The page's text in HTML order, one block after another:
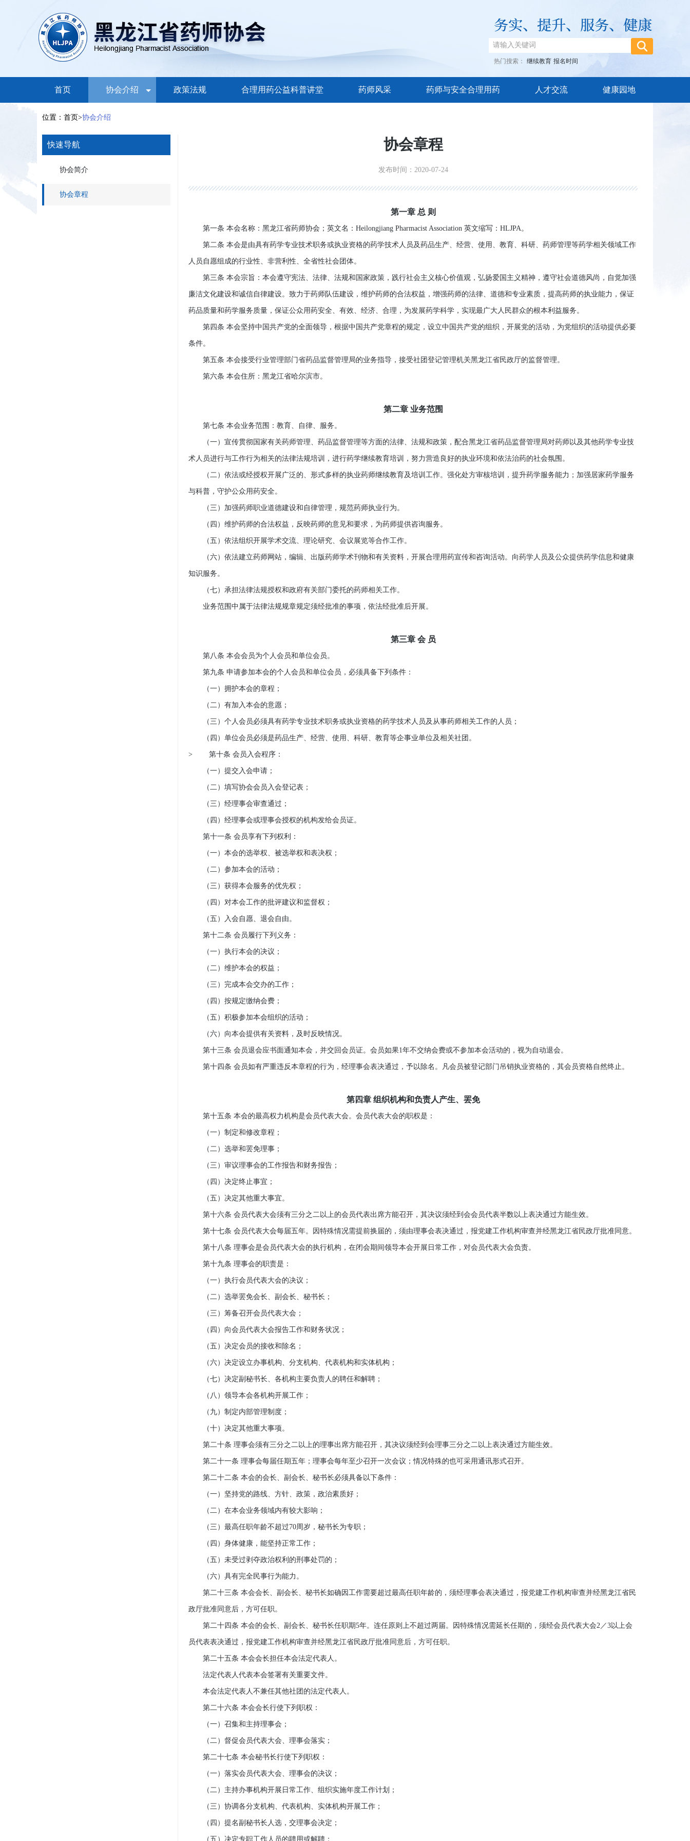
热门搜索： 继续教育 报名时间
首页 协会介绍 政策法规 合理用药公益科普讲堂 药师风采 药师与安全合理用药 人才交流 健康园地
位置：首页>协会介绍
协会章程
发布时间：2020-07-24
第一章 总 则
第一条 本会名称：黑龙江省药师协会；英文名：Heilongjiang Pharmacist Association 英文缩写：HLJPA。
第二条 本会是由具有药学专业技术职务或执业资格的药学技术人员及药品生产、经营、使用、教育、科研、药师管理等药学相关领域工作
人员自愿组成的行业性、非营利性、全省性社会团体。
第三条 本会宗旨：本会遵守宪法、法律、法规和国家政策，践行社会主义核心价值观，弘扬爱国主义精神，遵守社会道德风尚，自觉加强
廉洁文化建设和诚信自律建设。致力于药师队伍建设，维护药师的合法权益，增强药师的法律、道德和专业素质，提高药师的执业能力，保证
药品质量和药学服务质量，保证公众用药安全、有效、经济、合理，为发展药学科学，实现最广大人民群众的根本利益服务。
第四条 本会坚持中国共产党的全面领导，根据中国共产党章程的规定，设立中国共产党的组织，开展党的活动，为党组织的活动提供必要
条件。
第五条 本会接受行业管理部门省药品监督管理局的业务指导，接受社团登记管理机关黑龙江省民政厅的监督管理。
第六条 本会住所：黑龙江省哈尔滨市。
第二章 业务范围
第七条 本会业务范围：教育、自律、服务。
（一）宣传贯彻国家有关药师管理、药品监督管理等方面的法律、法规和政策，配合黑龙江省药品监督管理局对药师以及其他药学专业技
术人员进行与工作行为相关的法律法规培训，进行药学继续教育培训，努力营造良好的执业环境和依法治药的社会氛围。
（二）依法或经授权开展广泛的、形式多样的执业药师继续教育及培训工作。强化处方审核培训，提升药学服务能力；加强居家药学服务
与科普，守护公众用药安全。
（三）加强药师职业道德建设和自律管理，规范药师执业行为。
（四）维护药师的合法权益，反映药师的意见和要求，为药师提供咨询服务。
（五）依法组织开展学术交流、理论研究、会议展览等合作工作。
（六）依法建立药师网站，编辑、出版药师学术刊物和有关资料，开展合理用药宣传和咨询活动。向药学人员及公众提供药学信息和健康
知识服务。
（七）承担法律法规授权和政府有关部门委托的药师相关工作。
业务范围中属于法律法规规章规定须经批准的事项，依法经批准后开展。
第三章 会 员
第八条 本会会员为个人会员和单位会员。
第九条 申请参加本会的个人会员和单位会员，必须具备下列条件：
（一）拥护本会的章程；
（二）有加入本会的意愿；
（三）个人会员必须具有药学专业技术职务或执业资格的药学技术人员及从事药师相关工作的人员；
（四）单位会员必须是药品生产、经营、使用、科研、教育等企事业单位及相关社团。
> 第十条 会员入会程序：
（一）提交入会申请；
（二）填写协会会员入会登记表；
（三）经理事会审查通过；
（四）经理事会或理事会授权的机构发给会员证。
第十一条 会员享有下列权利：
（一）本会的选举权、被选举权和表决权；
（二）参加本会的活动；
（三）获得本会服务的优先权；
（四）对本会工作的批评建议和监督权；
（五）入会自愿、退会自由。
第十二条 会员履行下列义务：
（一）执行本会的决议；
（二）维护本会的权益；
（三）完成本会交办的工作；
（四）按规定缴纳会费；
（五）积极参加本会组织的活动；
（六）向本会提供有关资料，及时反映情况。
第十三条 会员退会应书面通知本会，并交回会员证。会员如果1年不交纳会费或不参加本会活动的，视为自动退会。
第十四条 会员如有严重违反本章程的行为，经理事会表决通过，予以除名。凡会员被登记部门吊销执业资格的，其会员资格自然终止。
第四章 组织机构和负责人产生、罢免
第十五条 本会的最高权力机构是会员代表大会。会员代表大会的职权是：
（一）制定和修改章程；
（二）选举和罢免理事；
（三）审议理事会的工作报告和财务报告；
（四）决定终止事宜；
（五）决定其他重大事宜。
第十六条 会员代表大会须有三分之二以上的会员代表出席方能召开，其决议须经到会会员代表半数以上表决通过方能生效。
第十七条 会员代表大会每届五年。因特殊情况需提前换届的，须由理事会表决通过，报党建工作机构审查并经黑龙江省民政厅批准同意。
第十八条 理事会是会员代表大会的执行机构，在闭会期间领导本会开展日常工作，对会员代表大会负责。
第十九条 理事会的职责是：
（一）执行会员代表大会的决议；
（二）选举罢免会长、副会长、秘书长；
（三）筹备召开会员代表大会；
（四）向会员代表大会报告工作和财务状况；
（五）决定会员的接收和除名；
（六）决定设立办事机构、分支机构、代表机构和实体机构；
（七）决定副秘书长、各机构主要负责人的聘任和解聘；
（八）领导本会各机构开展工作；
（九）制定内部管理制度；
（十）决定其他重大事项。
第二十条 理事会须有三分之二以上的理事出席方能召开，其决议须经到会理事三分之二以上表决通过方能生效。
第二十一条 理事会每届任期五年；理事会每年至少召开一次会议；情况特殊的也可采用通讯形式召开。
第二十二条 本会的会长、副会长、秘书长必须具备以下条件：
（一）坚持党的路线、方针、政策，政治素质好；
（二）在本会业务领域内有较大影响；
（三）最高任职年龄不超过70周岁，秘书长为专职；
（四）身体健康，能坚持正常工作；
（五）未受过剥夺政治权利的刑事处罚的；
（六）具有完全民事行为能力。
第二十三条 本会会长、副会长、秘书长如确因工作需要超过最高任职年龄的，须经理事会表决通过，报党建工作机构审查并经黑龙江省民
政厅批准同意后，方可任职。
第二十四条 本会的会长、副会长、秘书长任职期5年。连任原则上不超过两届。因特殊情况需延长任期的，须经会员代表大会2／3以上会
员代表表决通过，报党建工作机构审查并经黑龙江省民政厅批准同意后，方可任职。
第二十五条 本会会长担任本会法定代表人。
法定代表人代表本会签署有关重要文件。
本会法定代表人不兼任其他社团的法定代表人。
第二十六条 本会会长行使下列职权：
（一）召集和主持理事会；
（二）督促会员代表大会、理事会落实；
第二十七条 本会秘书长行使下列职权：
（一）落实会员代表大会、理事会的决议；
（二）主持办事机构开展日常工作、组织实施年度工作计划；
（三）协调各分支机构、代表机构、实体机构开展工作；
（四）提名副秘书长人选，交理事会决定；
（五）决定专职工作人员的聘用或解聘；
快速导航
协会简介
协会章程